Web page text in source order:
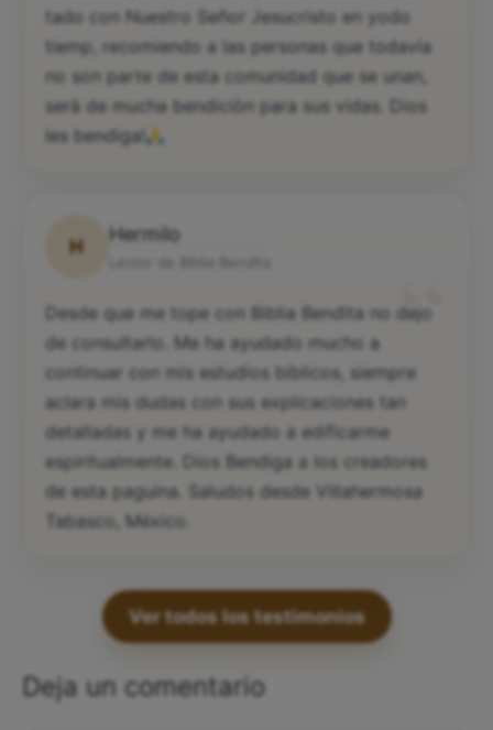
tado con Nuestro Señor Jesucristo en yodo
tiemp, recomiendo a las personas que todavía
no son parte de esta comunidad que se unan,
serà de mucha bendiciòn para sus vidas. Dios
les bendiga!
H
Hermilo
“
Desde que me tope con Biblia Bendita no dejo
de consultarlo. Me ha ayudado mucho a
continuar con mis estudios biblicos, siempre
aclara mis dudas con sus explicaciones tan
detalladas y me ha ayudado a edificarme
espiritualmente. Dios Bendiga a los creadores
de esta paguina. Saludos desde Villahermosa
Tabasco, México.
Ver todos los testimonios
Deja un comentario